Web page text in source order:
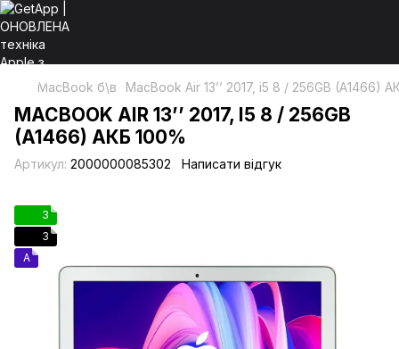
MacBook б\в MacBook Air 13’’ 2017, i5 8 / 256GB (A1466)
MACBOOK AIR 13’’ 2017, I5 8 / 256GB
(A1466) АКБ 100%
Артикул: 2000000085302 Написати відгук
3
3
A